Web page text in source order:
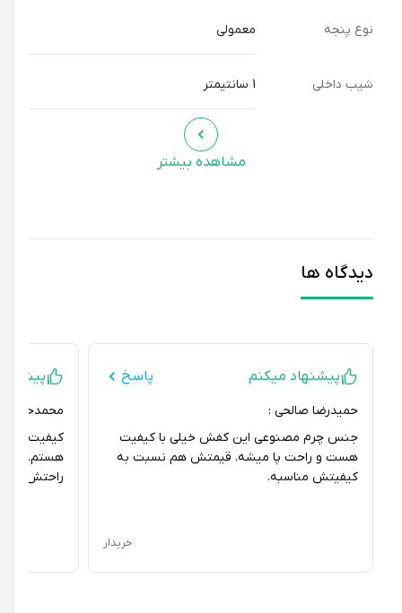
نوع پنجه معمولی
شیب داخلی
مشاهده بیشتر
دیدگاه ها
پیشنهاد میکنم پاسخ
حمیدرضا صالحی :
جنس چرم مصنوعی این کفش خیلی با کیفیت
هست و راحت پا میشه. قیمتش هم نسبت به
کیفیتش مناسبه.
خریدار
پیشنهاد
محمدحنیف
کیفیت این
هستم. جنس
راحتش باعث